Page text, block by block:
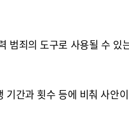
범죄의 도구로 사용될 수 있
간과 횟수 등에 비춰 사안